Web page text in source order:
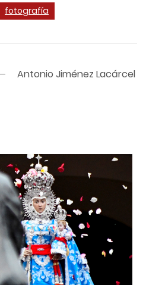
fotografía
Antonio Jiménez Lacárcel